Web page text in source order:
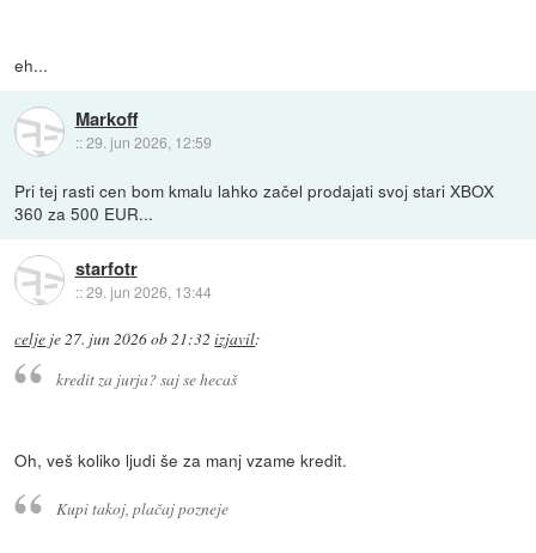
eh...
Markoff
::29. jun 2026, 12:59
Pri tej rasti cen bom kmalu lahko začel prodajati svoj stari XBOX
360 za 500 EUR...
starfotr
::29. jun 2026, 13:44
celje je27. jun 2026 ob 21:32 izjavil:
kredit za jurja? saj se hecaš
Oh, veš koliko ljudi še za manj vzame kredit.
Kupi takoj, plačaj pozneje